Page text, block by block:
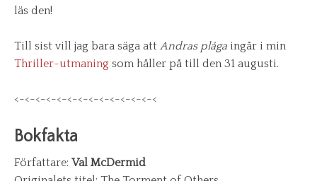
läs den!
Till sist vill jag bara säga att Andras plåga ingår i min
Thriller-utmaning som håller på till den 31 augusti.
<-<-<-<-<-<-<-<-<-<-<-<-<-<
Bokfakta
Författare: Val McDermid